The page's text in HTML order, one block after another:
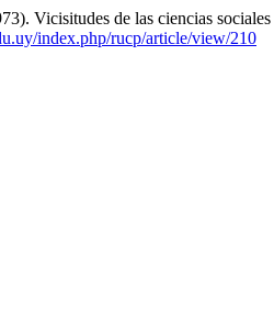
Vicisitudes de las ciencias
index.php/rucp/article/view/210